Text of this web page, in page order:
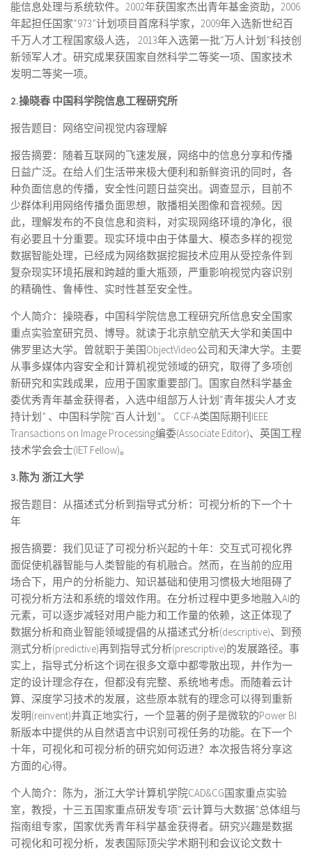
能信息处理与系统软件。2002年获国家杰出青年基金资助，2006
年起担任国家“973”计划项目首席科学家，2009年入选新世纪百
千万人才工程国家级人选， 2013年入选第一批“万人计划”科技创
新领军人才。研究成果获国家自然科学二等奖一项、国家技术
发明二等奖一项。
2.操晓春 中国科学院信息工程研究所
报告题目：网络空间视觉内容理解
报告摘要：随着互联网的飞速发展，网络中的信息分享和传播
日益广泛。在给人们生活带来极大便利和新鲜资讯的同时，各
种负面信息的传播，安全性问题日益突出。调查显示，目前不
少群体利用网络传播负面思想，散播相关图像和音视频。因
此，理解发布的不良信息和资料，对实现网络环境的净化，很
有必要且十分重要。现实环境中由于体量大、模态多样的视觉
数据智能处理，已经成为网络数据挖掘技术应用从受控条件到
复杂现实环境拓展和跨越的重大瓶颈，严重影响视觉内容识别
的精确性、鲁棒性、实时性甚至安全性。
个人简介：操晓春，中国科学院信息工程研究所信息安全国家
重点实验室研究员、博导。就读于北京航空航天大学和美国中
佛罗里达大学。曾就职于美国ObjectVideo公司和天津大学。主要
从事多媒体内容安全和计算机视觉领域的研究，取得了多项创
新研究和实践成果，应用于国家重要部门。国家自然科学基金
委优秀青年基金获得者，入选中组部万人计划“青年拔尖人才支
持计划” 、中国科学院“百人计划”。 CCF-A类国际期刊IEEE
Transactions on Image Processing编委(Associate Editor)、英国工程
技术学会会士(IET Fellow)。
3.陈为 浙江大学
报告题目：从描述式分析到指导式分析：可视分析的下一个十
年
报告摘要：我们见证了可视分析兴起的十年：交互式可视化界
面促使机器智能与人类智能的有机融合。然而，在当前的应用
场合下，用户的分析能力、知识基础和使用习惯极大地阻碍了
可视分析方法和系统的增效作用。在分析过程中更多地融入AI的
元素，可以逐步减轻对用户能力和工作量的依赖，这正体现了
数据分析和商业智能领域提倡的从描述式分析(descriptive)、到预
测式分析(predictive)再到指导式分析(prescriptive)的发展路径。事
实上，指导式分析这个词在很多文章中都零散出现，并作为一
定的设计理念存在，但都没有完整、系统地考虑。而随着云计
算、深度学习技术的发展，这些原本就有的理念可以得到重新
发明(reinvent)并真正地实行，一个显著的例子是微软的Power BI
新版本中提供的从自然语言中识别可视任务的功能。在下一个
十年，可视化和可视分析的研究如何迈进？本次报告将分享这
方面的心得。
个人简介：陈为，浙江大学计算机学院CAD&CG国家重点实验
室，教授，十三五国家重点研发专项“云计算与大数据”总体组与
指南组专家，国家优秀青年科学基金获得者。研究兴趣是数据
可视化和可视分析，发表国际顶尖学术期刊和会议论文数十